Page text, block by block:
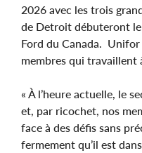
2026 avec les trois
de Detroit débuteront
Ford du Canada.
membres qui travaillent
« À l’heure actuelle, le
et, par ricochet, nos
face à des défis sans
fermement qu’il est